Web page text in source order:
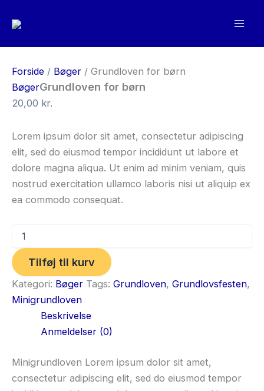
Forside / Bøger / Grundloven for børn
BøgerGrundloven for børn
20,00 kr.
Lorem ipsum dolor sit amet, consectetur adipiscing
elit, sed do eiusmod tempor incididunt ut labore et
dolore magna aliqua. Ut enim ad minim veniam, quis
nostrud exercitation ullamco laboris nisi ut aliquip ex
ea commodo consequat.
børn
Tilføj til kurv
Kategori: Bøger Tags: Grundloven, Grundlovsfesten,
Minigrundloven
Beskrivelse
Anmeldelser (0)
Minigrundloven Lorem ipsum dolor sit amet,
consectetur adipiscing elit, sed do eiusmod tempor